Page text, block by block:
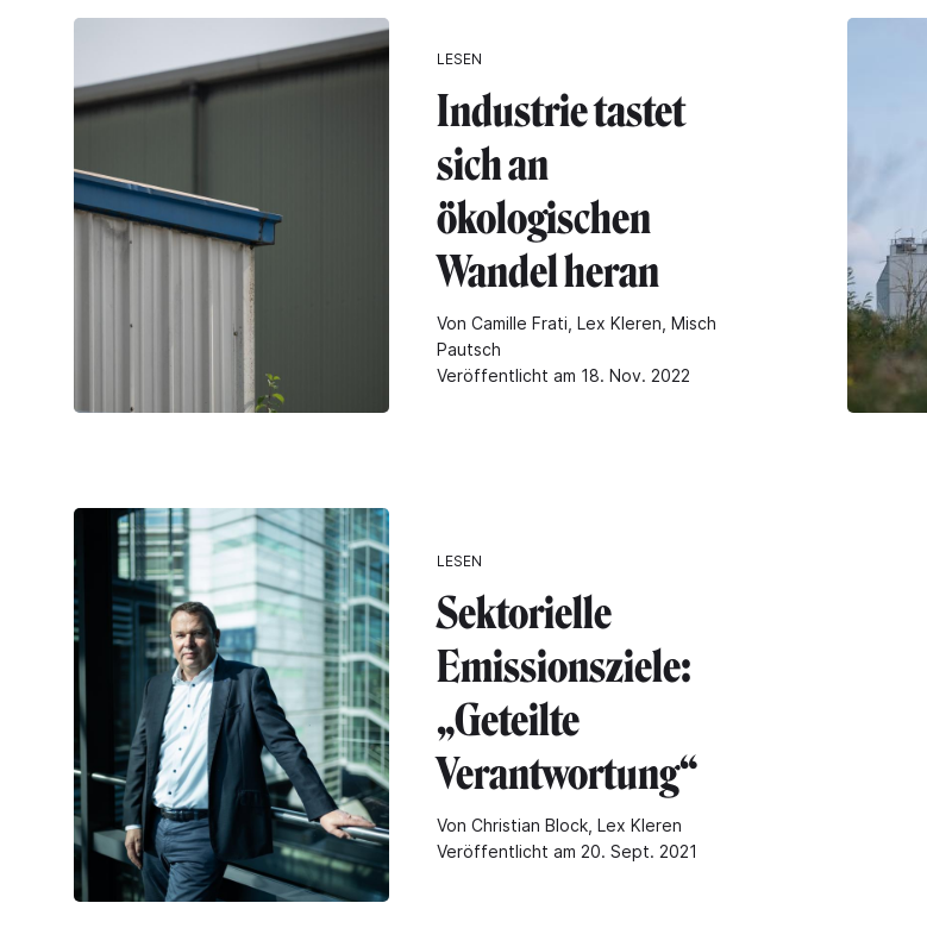
LESEN
Industrie tastet
sich an
ökologischen
Wandel heran
Von Camille Frati, Lex Kleren, Misch
Pautsch
Veröffentlicht am 18. Nov. 2022
LESEN
Sektorielle
Emissionsziele:
„Geteilte
Verantwortung“
Von Christian Block, Lex Kleren
Veröffentlicht am 20. Sept. 2021